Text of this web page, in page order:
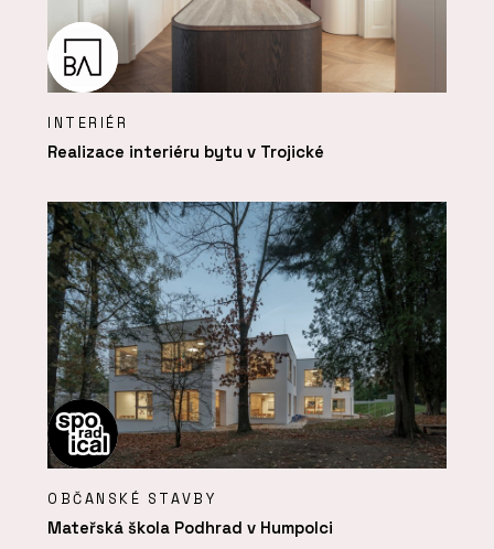
INTERIÉR
Realizace interiéru bytu v Trojické
OBČANSKÉ STAVBY
Mateřská škola Podhrad v Humpolci